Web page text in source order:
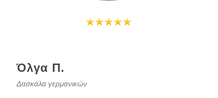
Όλγα Π.
Δασκάλα γερμανικών